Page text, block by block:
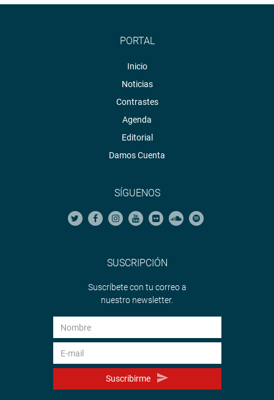
PORTAL
Inicio
Noticias
Contrastes
Agenda
Editorial
Damos Cuenta
SÍGUENOS
SUSCRIPCIÓN
Suscríbete con tu correo a
nuestro newsletter.
Suscribirme